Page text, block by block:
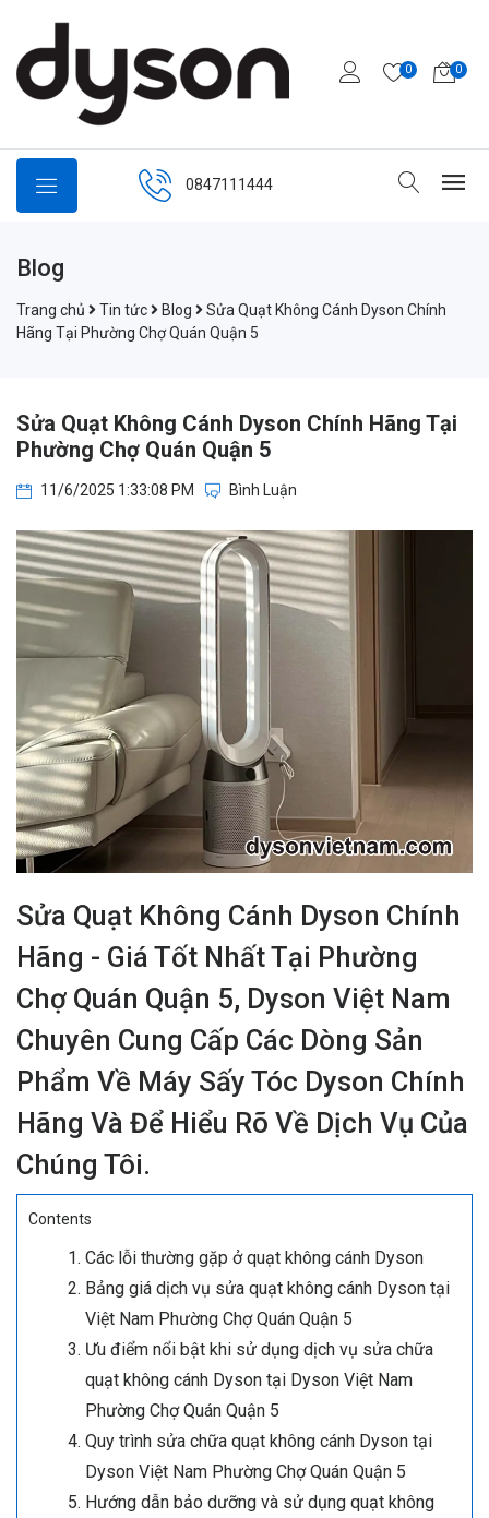
0 0
0847111444
Blog
Trang chủ Tin tức Blog
Sửa Quạt Không Cánh Dyson Chính
Hãng Tại Phường Chợ Quán Quận 5
Sửa Quạt Không Cánh Dyson Chính Hãng Tại
Phường Chợ Quán Quận 5
11/6/2025 1:33:08 PM Bình Luận
Sửa Quạt Không Cánh Dyson Chính
Hãng - Giá Tốt Nhất Tại Phường
Chợ Quán Quận 5, Dyson Việt Nam
Chuyên Cung Cấp Các Dòng Sản
Phẩm Về Máy Sấy Tóc Dyson Chính
Hãng Và Để Hiểu Rõ Về Dịch Vụ Của
Chúng Tôi.
Contents
Các lỗi thường gặp ở quạt không cánh Dyson
Bảng giá dịch vụ sửa quạt không cánh Dyson tại
Việt Nam Phường Chợ Quán Quận 5
Ưu điểm nổi bật khi sử dụng dịch vụ sửa chữa
quạt không cánh Dyson tại Dyson Việt Nam
Phường Chợ Quán Quận 5
Quy trình sửa chữa quạt không cánh Dyson tại
Dyson Việt Nam Phường Chợ Quán Quận 5
Hướng dẫn bảo dưỡng và sử dụng quạt không